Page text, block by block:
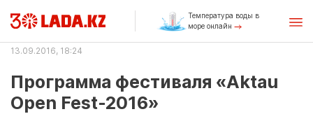
Температура воды в
море онлайн
13.09.2016, 18:24
Программа фестиваля «Aktau
Open Fest-2016»